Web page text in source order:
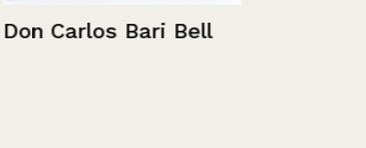
Don Carlos Bari Bell